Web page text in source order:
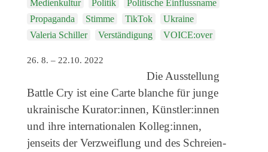
aktuelle Ausstellung
kommende Ausstellungen
Kommende Veranstaltungen
Ortstermin
Vermittlung
aktuelle Projekte
Medienkultur
Politik
Politische Einflussname
Propaganda
Stimme TikTok
Ukraine
Valeria Schiller
Verständigung VOICE:over
26. 8. – 22.10. 2022
Die Ausstellung
Battle Cry ist eine Carte blanche für junge
ukrainische Kurator:innen, Künstler:innen
und ihre internationalen Kolleg:innen,
jenseits der Verzweiflung und des Schreien-